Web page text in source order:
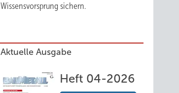
Wissensvorsprung sichern.
Aktuelle Ausgabe
Heft 04-2026